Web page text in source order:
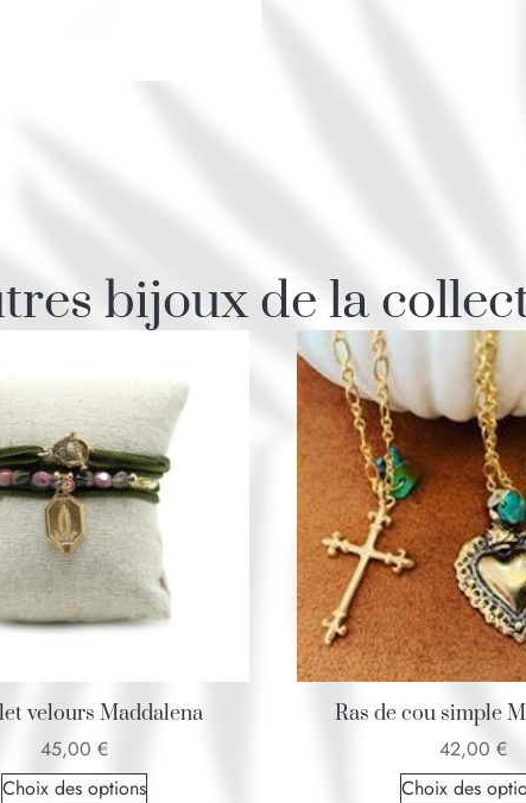
bijoux de la
velours Maddalena
45,00 €
Choix des options
Ras de cou simple
42,00 €
Choix des